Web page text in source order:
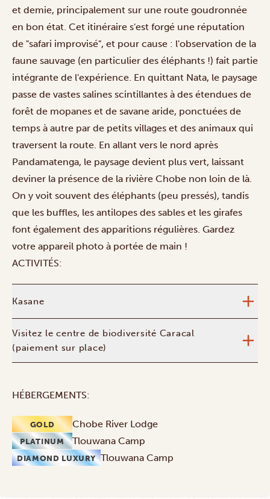
et demie, principalement sur une route goudronnée
en bon état. Cet itinéraire s'est forgé une réputation
de "safari improvisé", et pour cause : l'observation de la
faune sauvage (en particulier des éléphants !) fait partie
intégrante de l'expérience. En quittant Nata, le paysage
passe de vastes salines scintillantes à des étendues de
forêt de mopanes et de savane aride, ponctuées de
temps à autre par de petits villages et des animaux qui
traversent la route. En allant vers le nord après
Pandamatenga, le paysage devient plus vert, laissant
deviner la présence de la rivière Chobe non loin de là.
On y voit souvent des éléphants (peu pressés), tandis
que les buffles, les antilopes des sables et les girafes
font également des apparitions régulières. Gardez
votre appareil photo à portée de main !
ACTIVITÉS:
Kasane
Visitez le centre de biodiversité Caracal
(paiement sur place)
HÉBERGEMENTS:
GOLD Chobe River Lodge
PLATINUM Tlouwana Camp
DIAMOND LUXURY Tlouwana Camp